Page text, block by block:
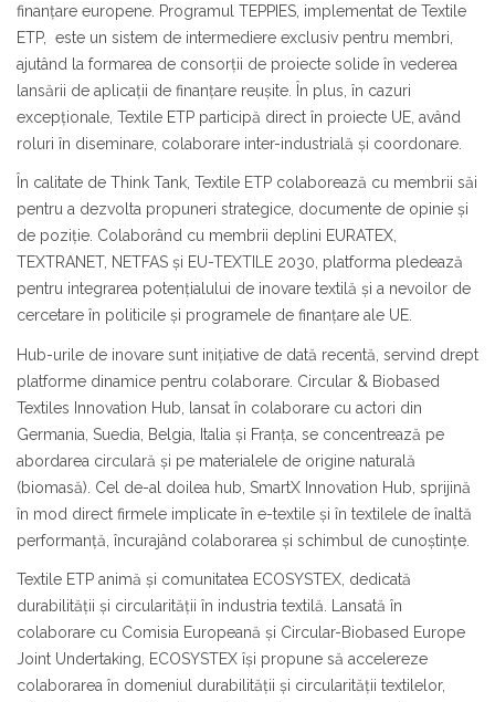
finanțare europene. Programul TEPPIES, implementat de Textile
ETP, este un sistem de intermediere exclusiv pentru membri,
ajutând la formarea de consorții de proiecte solide în vederea
lansării de aplicații de finanțare reușite. În plus, în cazuri
excepționale, Textile ETP participă direct în proiecte UE, având
roluri în diseminare, colaborare inter-industrială și coordonare.
În calitate de Think Tank, Textile ETP colaborează cu membrii săi
pentru a dezvolta propuneri strategice, documente de opinie și
de poziție. Colaborând cu membrii deplini EURATEX,
TEXTRANET, NETFAS și EU-TEXTILE 2030, platforma pledează
pentru integrarea potențialului de inovare textilă și a nevoilor de
cercetare în politicile și programele de finanțare ale UE.
Hub-urile de inovare sunt inițiative de dată recentă, servind drept
platforme dinamice pentru colaborare. Circular & Biobased
Textiles Innovation Hub, lansat în colaborare cu actori din
Germania, Suedia, Belgia, Italia și Franța, se concentrează pe
abordarea circulară și pe materialele de origine naturală
(biomasă). Cel de-al doilea hub, SmartX Innovation Hub, sprijină
în mod direct firmele implicate în e-textile și în textilele de înaltă
performanță, încurajând colaborarea și schimbul de cunoștințe.
Textile ETP animă și comunitatea ECOSYSTEX, dedicată
durabilității și circularității în industria textilă. Lansată în
colaborare cu Comisia Europeană și Circular-Biobased Europe
Joint Undertaking, ECOSYSTEX își propune să accelereze
colaborarea în domeniul durabilității și circularității textilelor,